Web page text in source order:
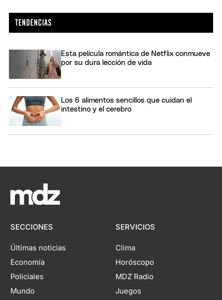
Esta película romántica de Netflix conmueve
por su dura lección de vida
Los 6 alimentos sencillos que cuidan el
intestino y el cerebro
SECCIONES
Últimas noticias
Economía
Policiales
Mundo
SERVICIOS
Clima
Horóscopo
MDZ Radio
Juegos